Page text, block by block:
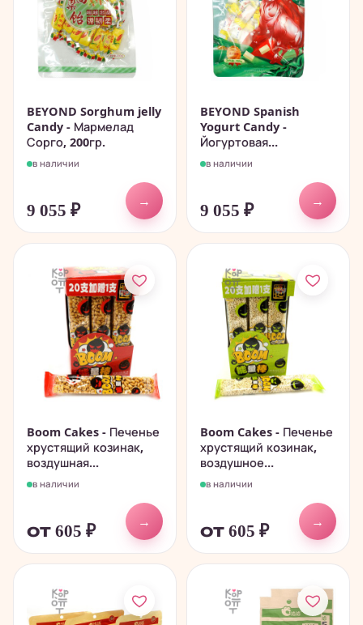
BEYOND Sorghum jelly
Candy - Мармелад
Сорго, 200гр.
в наличии
9 055 ₽
→
BEYOND Spanish
Yogurt Candy -
Йогуртовая...
в наличии
9 055 ₽
→
Boom Cakes - Печенье
хрустящий козинак,
воздушная...
в наличии
от 605 ₽
→
Boom Cakes - Печенье
хрустящий козинак,
воздушное...
в наличии
от 605 ₽
→